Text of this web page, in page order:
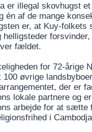
er illegal skovhugst
én af de mange
er, at Kuy-folkets
helligsteder forsvinder,
fældet.
for 72-årige
100 øvrige
der er
lokale partnere og
arbejde for at sætte
i